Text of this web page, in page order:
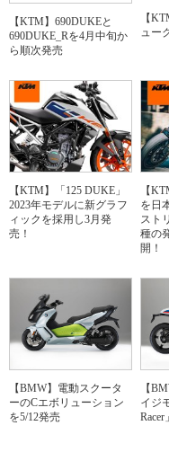
【KTM】690DUKEと
690DUKE_Rを4月中旬か
ら順次発売
【
ュー
【KTM】「125 DUKE」
2023年モデルに新グラフ
ィックを採用し3月発
売！
【
を日
スト
種の
開！
【BMW】電動スクータ
ーのCエボリューション
を5/12発売
【
イジ